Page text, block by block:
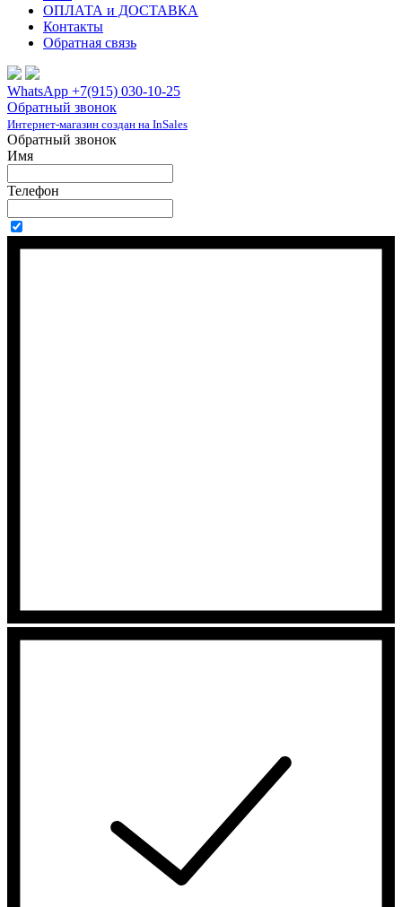
ОПЛАТА и ДОСТАВКА
Контакты
Обратная связь
WhatsApp +7(915) 030-10-25
Обратный звонок
Интернет-магазин создан на InSales
Обратный звонок
Имя
Телефон